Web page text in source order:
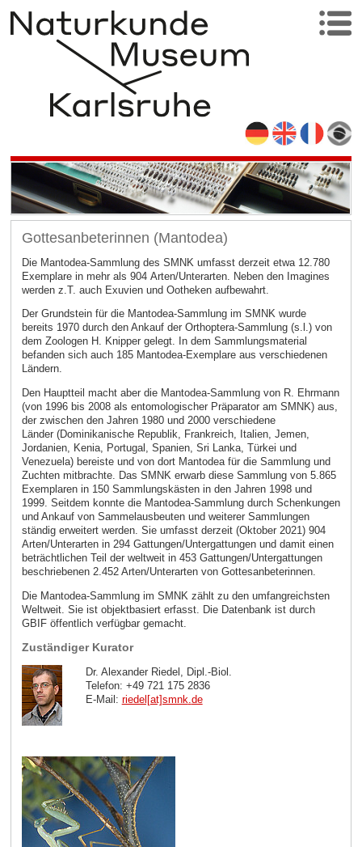
Gottesanbeterinnen (Mantodea)
Die Mantodea-Sammlung des SMNK umfasst derzeit etwa 12.780
Exemplare in mehr als 904 Arten/Unterarten. Neben den Imagines
werden z.T. auch Exuvien und Ootheken aufbewahrt.
Der Grundstein für die Mantodea-Sammlung im SMNK wurde
bereits 1970 durch den Ankauf der Orthoptera-Sammlung (s.l.) von
dem Zoologen H. Knipper gelegt. In dem Sammlungsmaterial
befanden sich auch 185 Mantodea-Exemplare aus verschiedenen
Ländern.
Den Hauptteil macht aber die Mantodea-Sammlung von R. Ehrmann
(von 1996 bis 2008 als entomologischer Präparator am SMNK) aus,
der zwischen den Jahren 1980 und 2000 verschiedene
Länder (Dominikanische Republik, Frankreich, Italien, Jemen,
Jordanien, Kenia, Portugal, Spanien, Sri Lanka, Türkei und
Venezuela) bereiste und von dort Mantodea für die Sammlung und
Zuchten mitbrachte. Das SMNK erwarb diese Sammlung von 5.865
Exemplaren in 150 Sammlungskästen in den Jahren 1998 und
1999. Seitdem konnte die Mantodea-Sammlung durch Schenkungen
und Ankauf von Sammelausbeuten und weiterer Sammlungen
ständig erweitert werden. Sie umfasst derzeit (Oktober 2021) 904
Arten/Unterarten in 294 Gattungen/Untergattungen und damit einen
beträchtlichen Teil der weltweit in 453 Gattungen/Untergattungen
beschriebenen 2.452 Arten/Unterarten von Gottesanbeterinnen.
Die Mantodea-Sammlung im SMNK zählt zu den umfangreichsten
Weltweit. Sie ist objektbasiert erfasst. Die Datenbank ist durch
GBIF öffentlich verfügbar gemacht.
Zuständiger Kurator
Dr. Alexander Riedel, Dipl.-Biol.
Telefon: +49 721 175 2836
E-Mail: riedel[at]smnk de